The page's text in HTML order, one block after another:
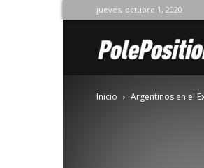
jueves, octubre 1, 2020
Inicio Argentinos en el